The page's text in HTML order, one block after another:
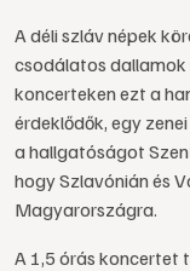
A déli szláv népek
csodálatos dallamok
koncerteken ezt a
érdeklődők, egy
a hallgatóságot
hogy Szlavónián és
Magyarországra.
A 1,5 órás koncertet